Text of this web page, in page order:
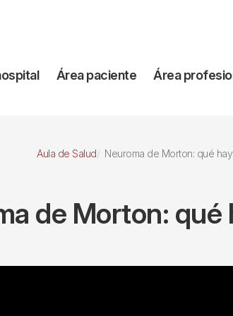
Área paciente Área
Aula de Salud Neuroma de Morton: qué
de Morton: qué